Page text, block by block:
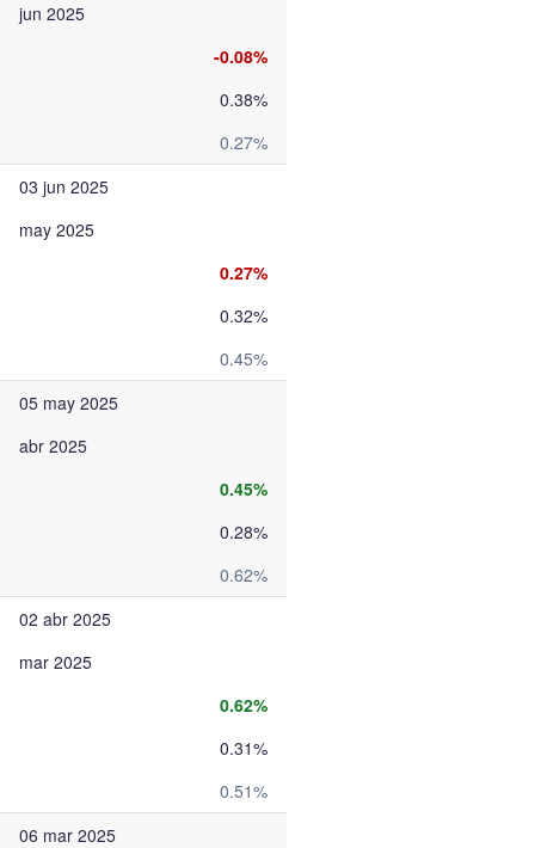
jun 2025
-0.08%
0.38%
0.27%
03 jun 2025
may 2025
0.27%
0.32%
0.45%
05 may 2025
abr 2025
0.45%
0.28%
0.62%
02 abr 2025
mar 2025
0.62%
0.31%
0.51%
06 mar 2025